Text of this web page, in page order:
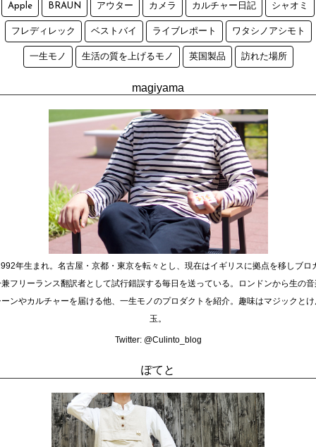
Apple BRAUN アウター カメラ カルチャー日記 シャオミ
フレディレック ベストバイ ライブレポート ワタシノアシモト
一生モノ 生活の質を上げるモノ 英国製品 訪れた場所
magiyama
年生まれ。名古屋・京都・東京を転々とし、現在はイギリスに拠点を移しブロ
フリーランス翻訳者として試行錯誤する毎日を送っている。ロンドンから生の
ンやカルチャーを届ける他、一生モノのプロダクトを紹介。趣味はマジックと
玉。
Twitter: @Culinto_blog
ぽてと